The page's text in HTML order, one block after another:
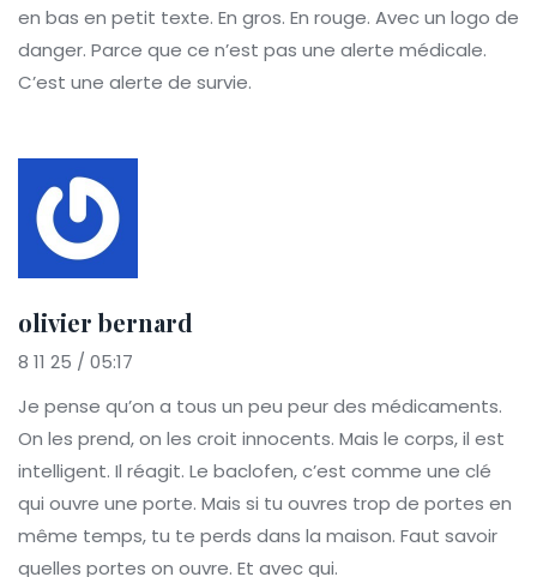
en bas en petit texte. En gros. En rouge. Avec un logo de
danger. Parce que ce n’est pas une alerte médicale.
C’est une alerte de survie.
olivier bernard
8 11 25 / 05:17
Je pense qu’on a tous un peu peur des médicaments.
On les prend, on les croit innocents. Mais le corps, il est
intelligent. Il réagit. Le baclofen, c’est comme une clé
qui ouvre une porte. Mais si tu ouvres trop de portes en
même temps, tu te perds dans la maison. Faut savoir
quelles portes on ouvre. Et avec qui.